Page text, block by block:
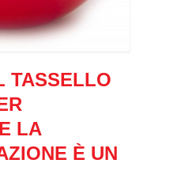
TASSELLO
LA
È UN